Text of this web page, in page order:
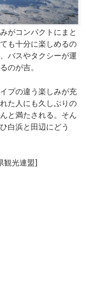
がコンパクトにまと
も十分に楽しめるの
バスやタクシーが運
のが吉。
プの違う楽しみが充
た人にも久しぶりの
と満たされる。そん
白浜と田辺にどう
観光連盟]